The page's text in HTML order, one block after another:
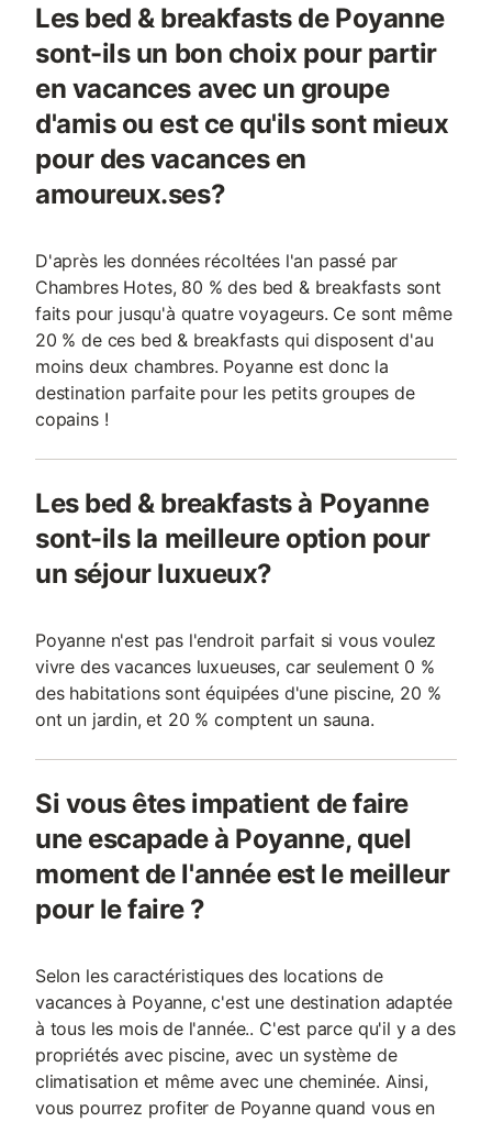
Les bed & breakfasts de Poyanne
sont-ils un bon choix pour partir
en vacances avec un groupe
d'amis ou est ce qu'ils sont mieux
pour des vacances en
amoureux.ses?
D'après les données récoltées l'an passé par
Chambres Hotes, 80 % des bed & breakfasts sont
faits pour jusqu'à quatre voyageurs. Ce sont même
20 % de ces bed & breakfasts qui disposent d'au
moins deux chambres. Poyanne est donc la
destination parfaite pour les petits groupes de
copains !
Les bed & breakfasts à Poyanne
sont-ils la meilleure option pour
un séjour luxueux?
Poyanne n'est pas l'endroit parfait si vous voulez
vivre des vacances luxueuses, car seulement 0 %
des habitations sont équipées d'une piscine, 20 %
ont un jardin, et 20 % comptent un sauna.
Si vous êtes impatient de faire
une escapade à Poyanne, quel
moment de l'année est le meilleur
pour le faire ?
Selon les caractéristiques des locations de
vacances à Poyanne, c'est une destination adaptée
à tous les mois de l'année.. C'est parce qu'il y a des
propriétés avec piscine, avec un système de
climatisation et même avec une cheminée. Ainsi,
vous pourrez profiter de Poyanne quand vous en